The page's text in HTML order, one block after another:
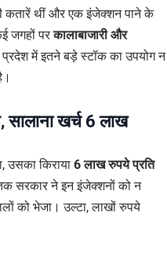
कतारें थीं और एक इंजेक्शन पाने के
जगहों परकालाबाजारी और
में इतने बड़े स्टॉक का उपयोग न
सालाना खर्च 6 लाख
उसका किराया 6 लाख रुपये प्रति
सरकार ने इन इंजेक्शनों को न
को भेजा। उल्टा, लाखों रुपये